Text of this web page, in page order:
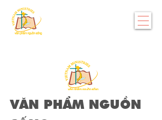
VĂN PHẨM NGUỒN